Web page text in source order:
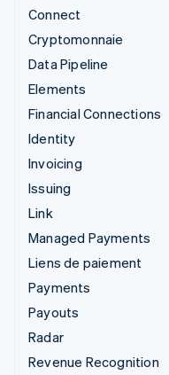
Connect
Cryptomonnaie
Data Pipeline
Elements
Financial Connections
Identity
Invoicing
Issuing
Link
Managed Payments
Liens de paiement
Payments
Payouts
Radar
Revenue Recognition